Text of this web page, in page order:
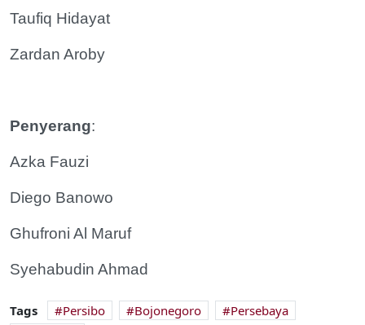
Taufiq Hidayat
Zardan Aroby
Penyerang:
Azka Fauzi
Diego Banowo
Ghufroni Al Maruf
Syehabudin Ahmad
Tags Persibo Bojonegoro
Persebaya